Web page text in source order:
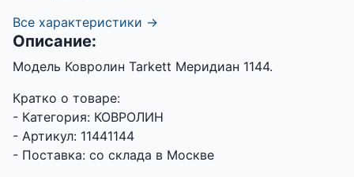
Все характеристики →
Описание:
Модель Ковролин Tarkett Меридиан 1144.
Кратко о товаре:
- Категория: КОВРОЛИН
- Артикул: 11441144
- Поставка: со склада в Москве